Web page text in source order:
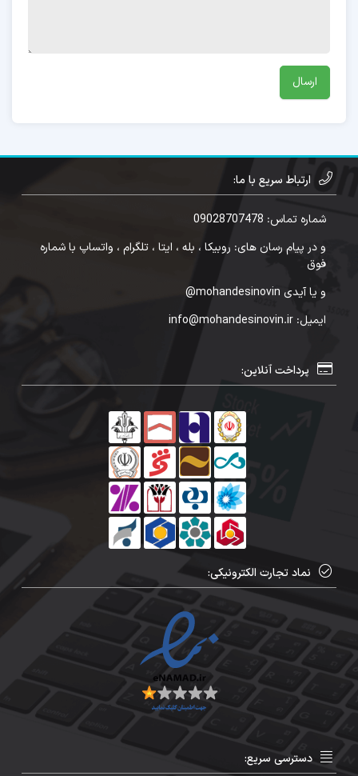
ارتباط سریع با ما:
شماره تماس: 09028707478
و در پیام رسان های: روبیکا ، بله ، ایتا ، تلگرام ، واتساپ با شماره
فوق
و یا آیدی mohandesinovin@
ایمیل: info@mohandesinovin.ir
پرداخت آنلاین:
نماد تجارت الکترونیکی:
دسترسی سریع: